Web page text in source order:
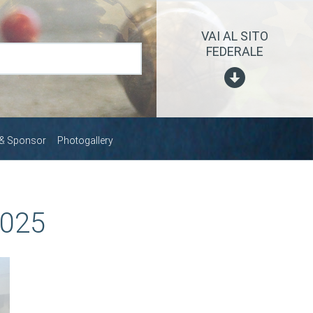
VAI AL SITO
FEDERALE
Sponsor Photogallery